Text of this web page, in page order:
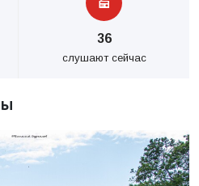
36
слушают сейчас